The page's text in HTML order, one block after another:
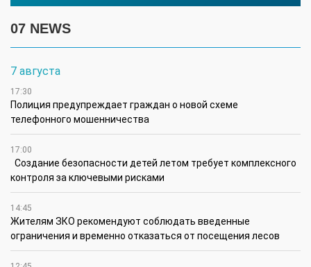
07 NEWS
7 августа
17:30
Полиция предупреждает граждан о новой схеме
телефонного мошенничества
17:00
Создание безопасности детей летом требует комплексного
контроля за ключевыми рисками
14:45
Жителям ЗКО рекомендуют соблюдать введенные
ограничения и временно отказаться от посещения лесов